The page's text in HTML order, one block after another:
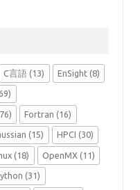
C言語 (13) EnSight (8)
Fortran (16)
(15) HPCI (30)
(18) OpenMX (11)
(31)